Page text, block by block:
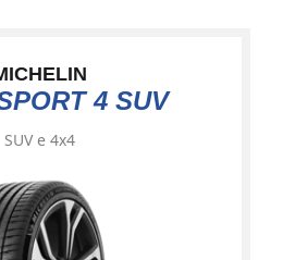
4 SUV
SUV e 4x4